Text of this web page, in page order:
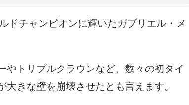
ドチャンピオンに輝いたガブリエル・メ
やトリプルクラウンなど、数々の初タイ
きな壁を崩壊させたとも言えます。